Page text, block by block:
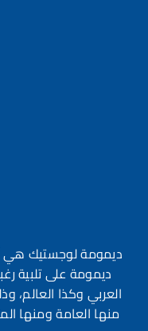
ديمومة لوجستيك هي
ديمومة على تلبية
العربي وكذا
منها العامة ومنها